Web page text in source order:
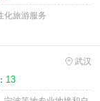
化旅游服务
武汉
13